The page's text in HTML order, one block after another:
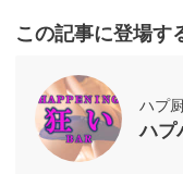
この記事に登場す
ハプ
ハプ